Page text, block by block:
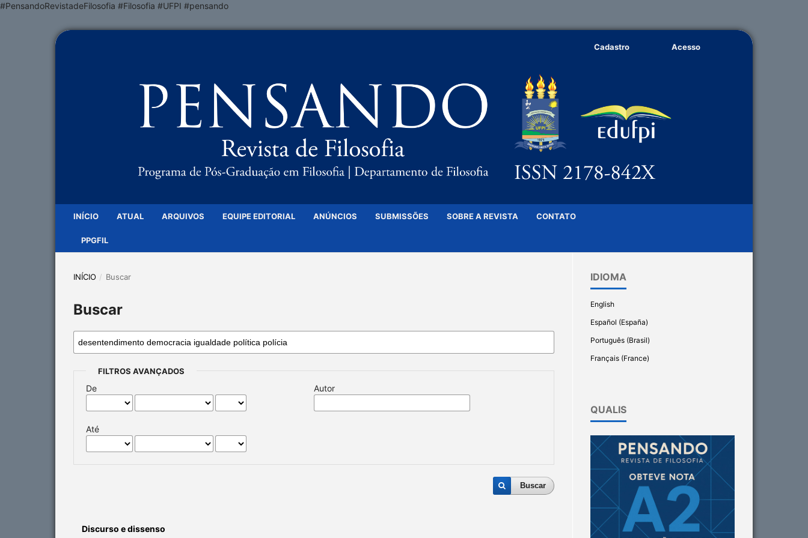
#PensandoRevistadeFilosofia #Filosofia #UFPI #pensando
INÍCIO ATUAL ARQUIVOS EQUIPE EDITORIAL ANÚNCIOS SUBMISSÕES SOBRE A REVISTA CONTATO
PPGFIL
Cadastro Acesso
INÍCIO / Buscar
Buscar
FILTROS AVANÇADOS
De
Até
Autor
Buscar
Discurso e dissenso
IDIOMA
English
Español (España)
Português (Brasil)
Français (France)
QUALIS